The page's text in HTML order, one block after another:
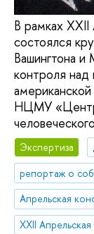
В рамках
состоялся
Вашингтона
контроля
НЦМУ «Центр
Экспертиза
репортаж о
Апрельская